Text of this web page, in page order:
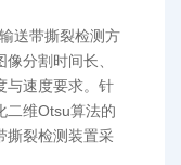
送带撕裂检测方
分割时间长、
与速度要求。针
二维Otsu算法的
撕裂检测装置采